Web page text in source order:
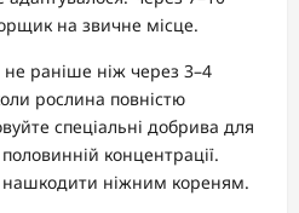
на звичне місце.
раніше ніж через 3–4
рослина повністю
спеціальні добрива для
половинній концентрації.
ніжним кореням.